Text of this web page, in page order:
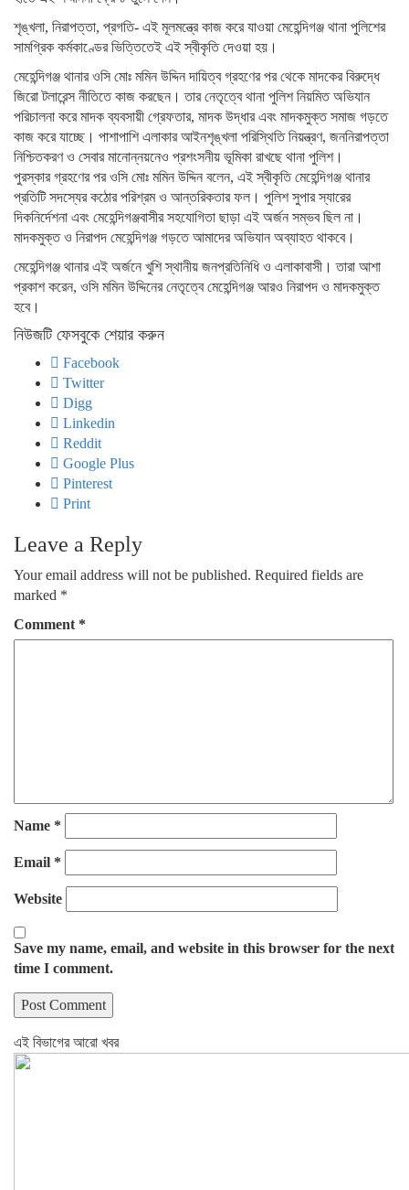
শৃঙ্খলা, নিরাপত্তা, প্রগতি- এই মূলমন্ত্রে কাজ করে যাওয়া মেহেন্দিগঞ্জ থানা পুলিশের
সামগ্রিক কর্মকাণ্ডের ভিত্তিতেই এই স্বীকৃতি দেওয়া হয়।
মেহেন্দিগঞ্জ থানার ওসি মোঃ মমিন উদ্দিন দায়িত্ব গ্রহণের পর থেকে মাদকের বিরুদ্ধে
জিরো টলারেন্স নীতিতে কাজ করছেন। তার নেতৃত্বে থানা পুলিশ নিয়মিত অভিযান
পরিচালনা করে মাদক ব্যবসায়ী গ্রেফতার, মাদক উদ্ধার এবং মাদকমুক্ত সমাজ গড়তে
কাজ করে যাচ্ছে। পাশাপাশি এলাকার আইনশৃঙ্খলা পরিস্থিতি নিয়ন্ত্রণ, জননিরাপত্তা
নিশ্চিতকরণ ও সেবার মানোন্নয়নেও প্রশংসনীয় ভূমিকা রাখছে থানা পুলিশ।
পুরস্কার গ্রহণের পর ওসি মোঃ মমিন উদ্দিন বলেন, এই স্বীকৃতি মেহেন্দিগঞ্জ থানার
প্রতিটি সদস্যের কঠোর পরিশ্রম ও আন্তরিকতার ফল। পুলিশ সুপার স্যারের
দিকনির্দেশনা এবং মেহেন্দিগঞ্জবাসীর সহযোগিতা ছাড়া এই অর্জন সম্ভব ছিল না।
মাদকমুক্ত ও নিরাপদ মেহেন্দিগঞ্জ গড়তে আমাদের অভিযান অব্যাহত থাকবে।
মেহেন্দিগঞ্জ থানার এই অর্জনে খুশি স্থানীয় জনপ্রতিনিধি ও এলাকাবাসী। তারা আশা
প্রকাশ করেন, ওসি মমিন উদ্দিনের নেতৃত্বে মেহেন্দিগঞ্জ আরও নিরাপদ ও মাদকমুক্ত
হবে।
নিউজটি ফেসবুকে শেয়ার করুন
Facebook
Twitter
Digg
Linkedin
Reddit
Google Plus
Pinterest
Print
Leave a Reply
Your email address will not be published. Required fields are
marked *
Comment *
Name *
Email *
Website
Save my name, email, and website in this browser for the next
time I comment.
এই বিভাগের আরো খবর